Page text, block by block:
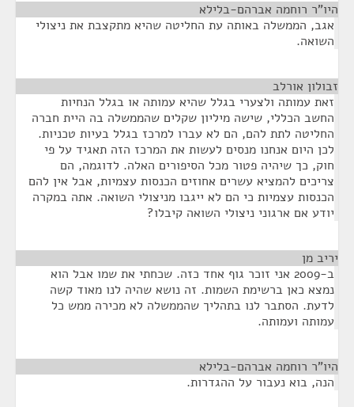
היו"ר רוחמה אברהם-בלילא
אגב, הממשלה באותה עת החליטה שהיא מתקצבת את ניצולי
השואה.
זבולון אורלב
זאת עמותה ולצערי בגלל שהיא עמותה או בגלל הנחיות
החשב הכללי, שישה מיליון שקלים שהממשלה בה היית חברה
החליטה לתת להם, הם לא עברו למרכז בגלל בעיות טכניות.
לכן היום אנחנו מנסים לעשות את המרכז הזה תאגיד על פי
חוק, כך שיהיה פטור מכל הסיפורים האלה. לדוגמה, הם
צריכים להמציא עשרים אחוזים הכנסות עצמיות, אבל אין להם
הכנסות עצמיות כי הם לא ייגבו מניצולי השואה. אתה במקרה
יודע אם ארגוני ניצולי השואה קיבלו?
יריב מן
ב-2009 אני זוכר גוף אחד כזה. שכחתי את שמו אבל הוא
נמצא כאן ברשימת השמות. זה נושא שהיה לנו מאוד קשה
לדעת. הסתבר לנו בתהליך שהממשלה לא מכירה ממש כל
עמותה ועמותה.
היו"ר רוחמה אברהם-בלילא
הנה, בוא נעבור על ההגדרות.